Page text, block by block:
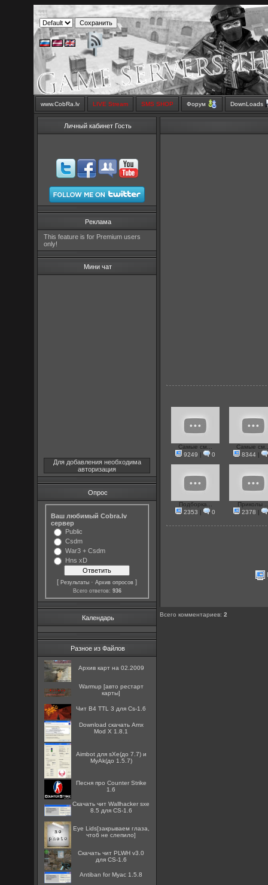
www.CobRa.lv LIVE Stream SMS SHOP Форум DownLoads
Личный кабинет Гость
Реклама
This feature is for Premium users
only!
Мини чат
Для добавления необходима
авторизация
Опрос
Ваш любимый Cobra.lv
сервер
Public
Csdm
War3 + Csdm
Hns xD
[Результаты ·Архив опросов ]
Всего ответов: 936
Календарь
Разное из Файлов
Архив карт на 02.2009
Warmup [авто рестарт
карты]
Чит B4 TTL 3 для Cs-1.6
Download скачать Amx
Mod X 1.8.1
Aimbot для sXe(до 7.7) и
MyAk(до 1.5.7)
Песня про Counter Strike
1.6
Скачать чит Wallhacker sxe
8.5 для CS-1.6
Eye Lids[закрываем глаза,
чтоб не слепило]
Скачать чит PLWH v3.0
для CS-1.6
Antiban for Myac 1.5.8
Самые см...
9249 | 0
Самые
8344 |
Подборка...
2353 | 0
Приколы
2378 |
Всего комментариев:2